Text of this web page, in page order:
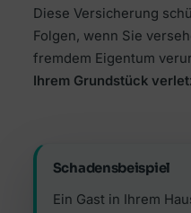
Diese Versicherung
Folgen, wenn Sie
fremdem Eigentum
Ihrem Grundstück
Schadensbeispiel
Ein Gast in Ihrem